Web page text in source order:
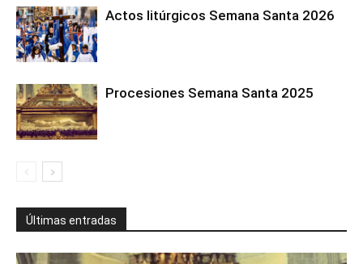
Actos litúrgicos Semana Santa 2026
Procesiones Semana Santa 2025
Últimas entradas